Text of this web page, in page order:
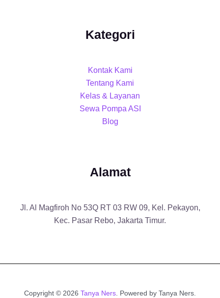
Kategori
Kontak Kami
Tentang Kami
Kelas & Layanan
Sewa Pompa ASI
Blog
Alamat
Jl. Al Magfiroh No 53Q RT 03 RW 09, Kel. Pekayon,
Kec. Pasar Rebo, Jakarta Timur.
Copyright © 2026 Tanya Ners . Powered by Tanya Ners.